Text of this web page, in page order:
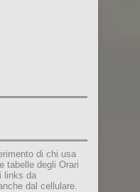
di chi usa
tabelle degli Orari
links da
dal cellulare.